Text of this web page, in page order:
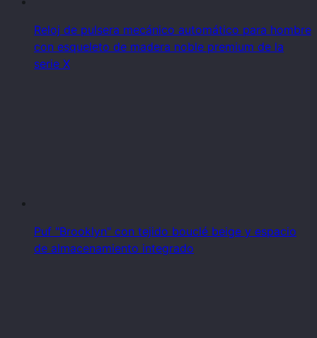
Reloj de pulsera mecánico automático para hombre
con esqueleto de madera noble premium de la
serie X
Puf "Brooklyn" con tejido bouclé beige y espacio
de almacenamiento integrado